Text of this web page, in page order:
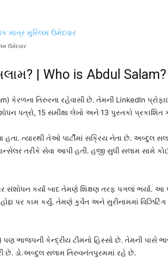
ઉમેદવાર
| Who is Abdul Salam?
કેરળના તિરુરના રહેવાસી છે. તેમની LinkedIn
પત્રો, 15 સમીક્ષા લેખો અને 13 પુસ્તકો પ્રકાશિત
ત્યારથી તેઓ પાર્ટીમાં સક્રિય નેતા છે. અબ્દુલ
તરીકે સેવા આપી હતી. હજી સુધી સલામ સામે
સંશોધન કર્યા બાદ તેમણે શિક્ષણ તરફ પગલાં ભર્યા. આ
પર કામ કર્યું. તેમણે કુવૈત અને સુરીનામમાં
ભાજપની કેન્દ્રીય ટીમનો હિસ્સો છે. તેમની પાસે
છે. ડો.અબ્દુલ સલામ તિરુવનંતપુરમમાં રહે છે.